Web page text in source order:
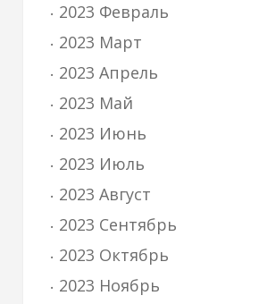
2023 Февраль
2023 Март
2023 Апрель
2023 Май
2023 Июнь
2023 Июль
2023 Август
2023 Сентябрь
2023 Октябрь
2023 Ноябрь